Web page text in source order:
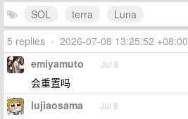
SOL terra
Luna
5 replies • 2026-07-08 13:25:52 +08:00
emiyamuto Jul 8
会重置吗
lujiaosama Jul 8